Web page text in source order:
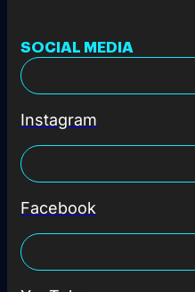
SOCIAL MEDIA
Instagram
Facebook